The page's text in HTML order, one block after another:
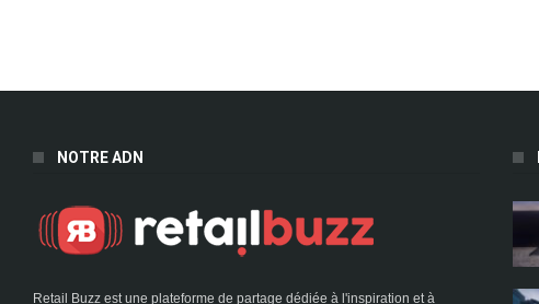
NOTRE ADN
Retail Buzz est une plateforme de partage dédiée à l'inspiration et à